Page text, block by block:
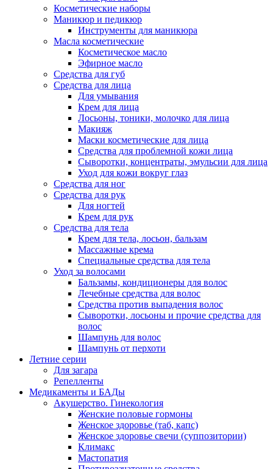
Косметические наборы
Маникюр и педикюр
Инструменты для маникюра
Масла косметические
Косметическое масло
Эфирное масло
Средства для губ
Средства для лица
Для умывания
Крем для лица
Лосьоны, тоники, молочко для лица
Макияж
Маски косметические для лица
Средства для проблемной кожи лица
Сыворотки, концентраты, эмульсии для лица
Уход для кожи вокруг глаз
Средства для ног
Средства для рук
Для ногтей
Крем для рук
Средства для тела
Крем для тела, лосьон, бальзам
Массажные крема
Специальные средства для тела
Уход за волосами
Бальзамы, кондиционеры для волос
Лечебные средства для волос
Средства против выпадения волос
Сыворотки, лосьоны и прочие средства для
волос
Шампунь для волос
Шампунь от перхоти
Летние серии
Для загара
Репелленты
Медикаменты и БАДы
Акушерство. Гинекология
Женские половые гормоны
Женское здоровье (таб, капс)
Женское здоровье свечи (суппозитории)
Климакс
Мастопатия